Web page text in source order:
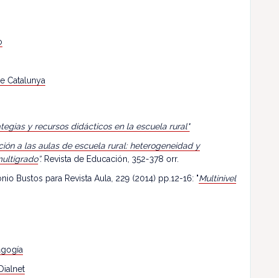
Catalunya
y recursos didácticos en la escuela rural"
a las aulas de escuela rural: heterogeneidad y
”. Revista de Educación, 352-378 orr.
Bustos para Revista Aula, 229 (2014) pp.12-16: "Multinivel